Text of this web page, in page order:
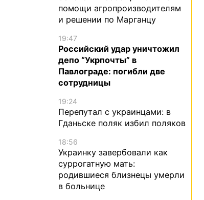
помощи агропроизводителям
и решении по Марганцу
19:47
Российский удар уничтожил
депо “Укрпочты” в
Павлограде: погибли две
сотрудницы
19:24
Перепутал с украинцами: в
Гданьске поляк избил поляков
18:56
Украинку завербовали как
суррогатную мать:
родившиеся близнецы умерли
в больнице